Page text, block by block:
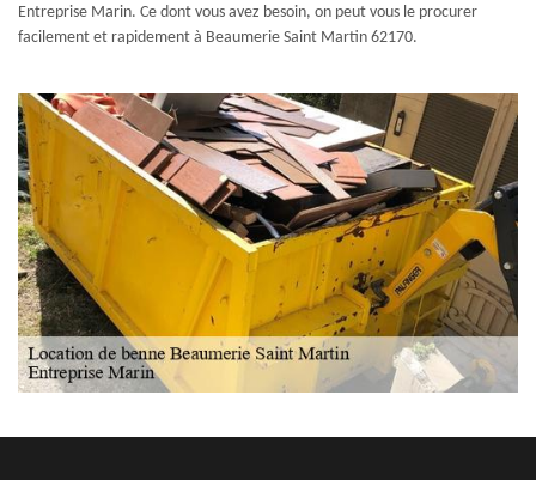
Entreprise Marin. Ce dont vous avez besoin, on peut vous le procurer
facilement et rapidement à Beaumerie Saint Martin 62170.